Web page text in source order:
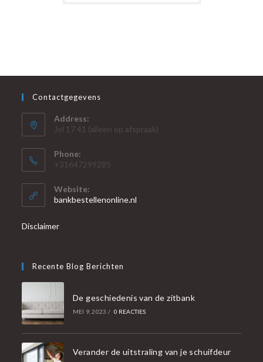
Contactgegevens
Address:
Jol 17 41 (alleen op afspraak)
Phone:
+31647299285
Website:
bankbestellenonline.nl
Disclaimer
Recente Blog Berichten
De geschiedenis van de zitbank
MEI 9, 2023 / 0 REACTIES
Verander de uitstraling van je schuifdeur